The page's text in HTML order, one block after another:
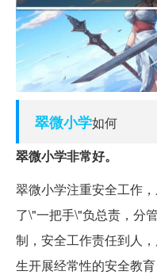
翠微小学如何
翠微小学非常好。
翠微小学注重安全工作
了\"一把手\"负总责，分
制，安全工作责任到人
生开展经常性的安全教